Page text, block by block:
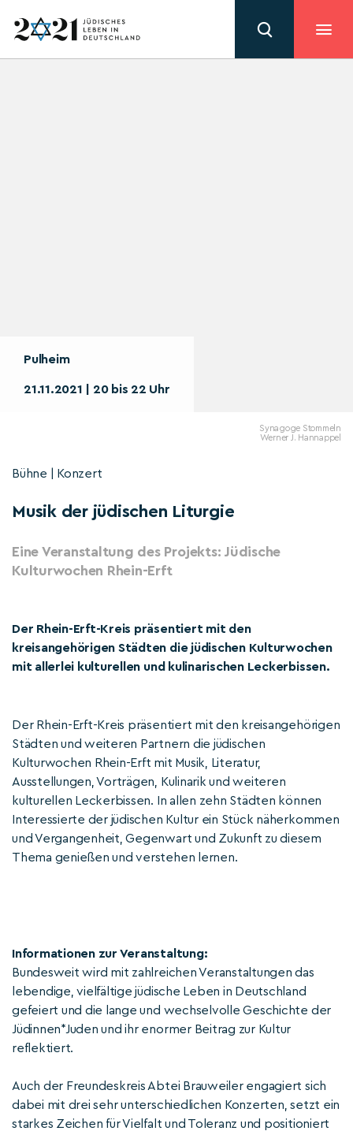
Pulheim
21.11.2021 | 20 bis 22 Uhr
Synagoge Stommeln
Werner J. Hannappel
Bühne | Konzert
Musik der jüdischen Liturgie
Eine Veranstaltung des Projekts: Jüdische
Kulturwochen Rhein-Erft
Der Rhein-Erft-Kreis präsentiert mit den
kreisangehörigen Städten die jüdischen Kulturwochen
mit allerlei kulturellen und kulinarischen Leckerbissen.
Der Rhein-Erft-Kreis präsentiert mit den kreisangehörigen
Städten und weiteren Partnern die jüdischen
Kulturwochen Rhein-Erft mit Musik, Literatur,
Ausstellungen, Vorträgen, Kulinarik und weiteren
kulturellen Leckerbissen. In allen zehn Städten können
Interessierte der jüdischen Kultur ein Stück näherkommen
und Vergangenheit, Gegenwart und Zukunft zu diesem
Thema genießen und verstehen lernen.
Informationen zur Veranstaltung:
Bundesweit wird mit zahlreichen Veranstaltungen das
lebendige, vielfältige jüdische Leben in Deutschland
gefeiert und die lange und wechselvolle Geschichte der
Jüdinnen*Juden und ihr enormer Beitrag zur Kultur
reflektiert.
Auch der Freundeskreis Abtei Brauweiler engagiert sich
dabei mit drei sehr unterschiedlichen Konzerten, setzt ein
starkes Zeichen für Vielfalt und Toleranz und positioniert